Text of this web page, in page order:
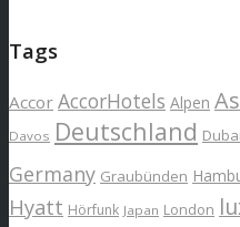
Tags
Accor AccorHotels Alpen
Davos Deutschland Dubai
Germany Graubünden
Hyatt Hörfunk Japan London